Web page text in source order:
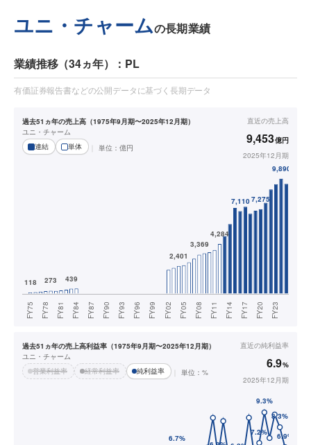
ユニ・チャームの長期業績
業績推移（34ヵ年）：PL
有価証券報告書などの公開データに基づく長期データ
過去51ヵ年の売上高（1975年9月期〜2025年12月期）
ユニ・チャーム
連結
単体 単位： 億円
直近の売上高
9,453億円
2025年12月期
過去51ヵ年の売上高利益率（1975年9月期〜2025年12月期）
ユニ・チャーム
営業利益率
経常利益率 純利益率 単位：%
直近の純利益率
6.9%
2025年12月期